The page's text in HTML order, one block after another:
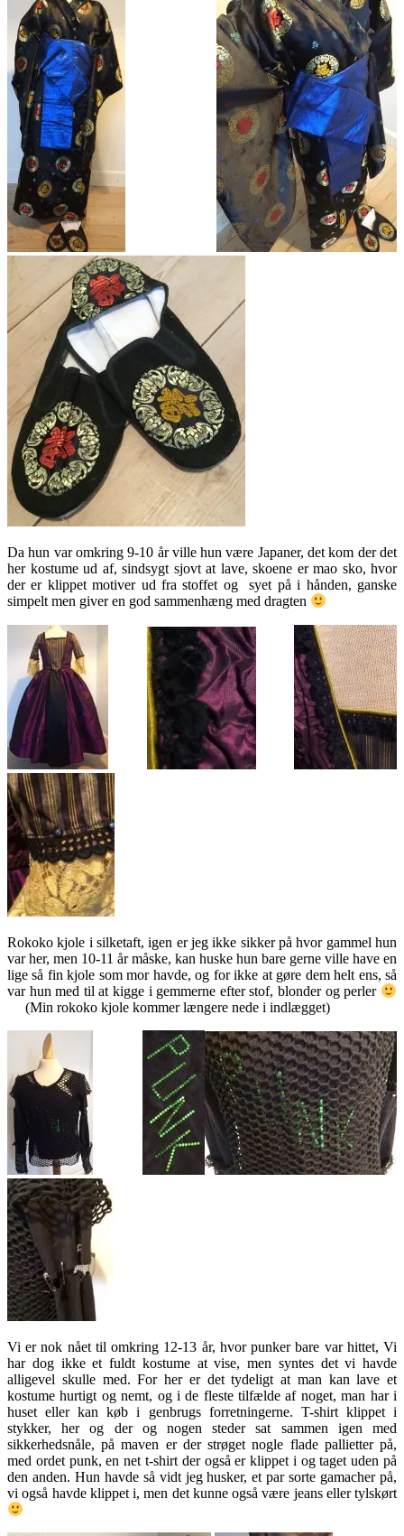
Da hun var omkring 9-10 år ville hun være Japaner, det kom der det
her kostume ud af, sindsygt sjovt at lave, skoene er mao sko, hvor
der er klippet motiver ud fra stoffet og syet på i hånden, ganske
simpelt men giver en god sammenhæng med dragten
Rokoko kjole i silketaft, igen er jeg ikke sikker på hvor gammel hun
var her, men 10-11 år måske, kan huske hun bare gerne ville have en
lige så fin kjole som mor havde, og for ikke at gøre dem helt ens, så
var hun med til at kigge i gemmerne efter stof, blonder og perler
(Min rokoko kjole kommer længere nede i indlægget)
Vi er nok nået til omkring 12-13 år, hvor punker bare var hittet, Vi
har dog ikke et fuldt kostume at vise, men syntes det vi havde
alligevel skulle med. For her er det tydeligt at man kan lave et
kostume hurtigt og nemt, og i de fleste tilfælde af noget, man har i
huset eller kan køb i genbrugs forretningerne. T-shirt klippet i
stykker, her og der og nogen steder sat sammen igen med
sikkerhedsnåle, på maven er der strøget nogle flade pallietter på,
med ordet punk, en net t-shirt der også er klippet i og taget uden på
den anden. Hun havde så vidt jeg husker, et par sorte gamacher på,
vi også havde klippet i, men det kunne også være jeans eller tylskørt